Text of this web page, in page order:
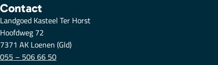
Contact
Landgoed Kasteel Ter Horst
Hoofdweg 72
7371 AK Loenen (Gld)
055 – 506 66 50